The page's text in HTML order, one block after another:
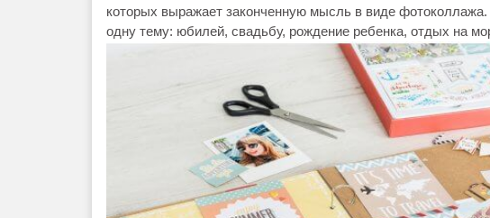
которых выражает законченную мысль в виде
одну тему: юбилей, свадьбу, рождение ребенка, отдых на